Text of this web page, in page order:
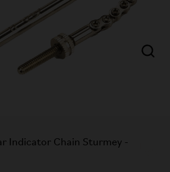
Indicator Chain Sturmey -